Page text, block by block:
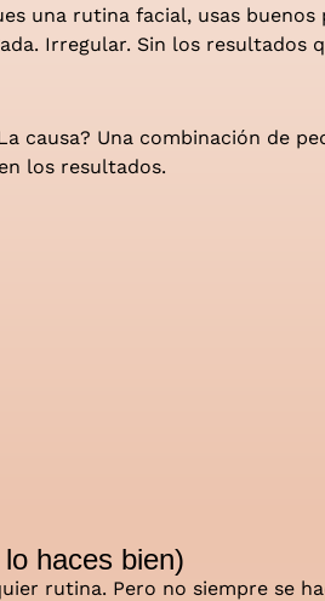
una rutina facial, usas
Irregular. Sin los resultados
causa? Una combinación de
los resultados.
haces bien)
rutina. Pero no siempre se